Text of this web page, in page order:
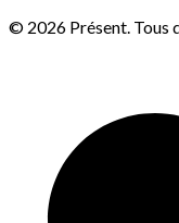
© 2026 Présent. Tous